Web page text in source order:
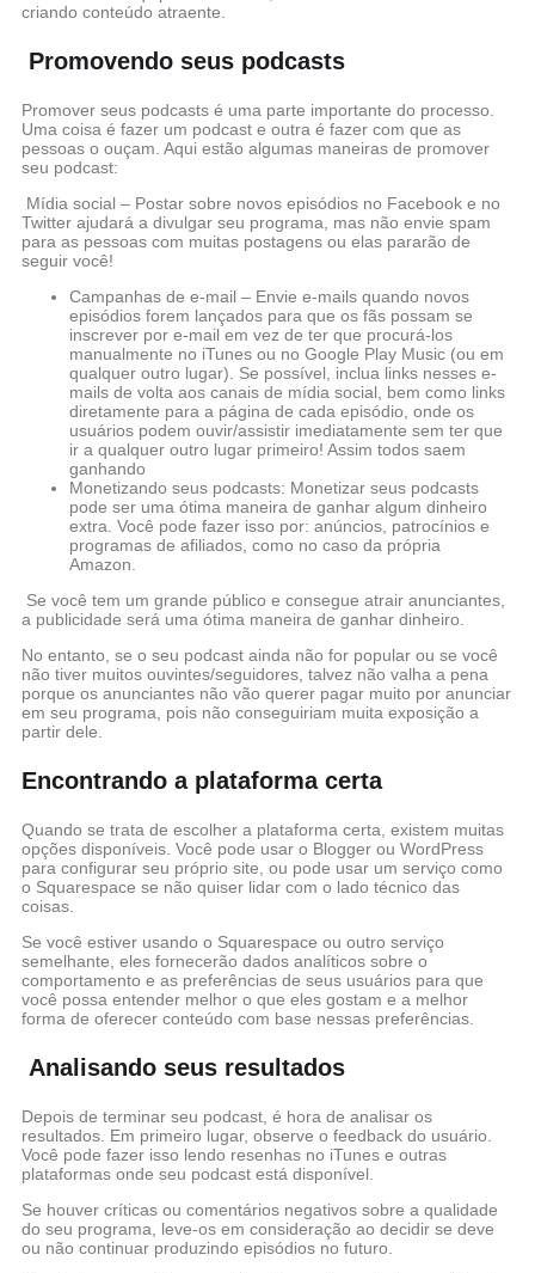
criando conteúdo atraente.
Promovendo seus podcasts
Promover seus podcasts é uma parte importante do processo.
Uma coisa é fazer um podcast e outra é fazer com que as
pessoas o ouçam. Aqui estão algumas maneiras de promover
seu podcast:
Mídia social – Postar sobre novos episódios no Facebook e no
Twitter ajudará a divulgar seu programa, mas não envie spam
para as pessoas com muitas postagens ou elas pararão de
seguir você!
Campanhas de e-mail – Envie e-mails quando novos
episódios forem lançados para que os fãs possam se
inscrever por e-mail em vez de ter que procurá-los
manualmente no iTunes ou no Google Play Music (ou em
qualquer outro lugar). Se possível, inclua links nesses e-
mails de volta aos canais de mídia social, bem como links
diretamente para a página de cada episódio, onde os
usuários podem ouvir/assistir imediatamente sem ter que
ir a qualquer outro lugar primeiro! Assim todos saem
ganhando
Monetizando seus podcasts: Monetizar seus podcasts
pode ser uma ótima maneira de ganhar algum dinheiro
extra. Você pode fazer isso por: anúncios, patrocínios e
programas de afiliados, como no caso da própria
Amazon.
Se você tem um grande público e consegue atrair anunciantes,
a publicidade será uma ótima maneira de ganhar dinheiro.
No entanto, se o seu podcast ainda não for popular ou se você
não tiver muitos ouvintes/seguidores, talvez não valha a pena
porque os anunciantes não vão querer pagar muito por anunciar
em seu programa, pois não conseguiriam muita exposição a
partir dele.
Encontrando a plataforma certa
Quando se trata de escolher a plataforma certa, existem muitas
opções disponíveis. Você pode usar o Blogger ou WordPress
para configurar seu próprio site, ou pode usar um serviço como
o Squarespace se não quiser lidar com o lado técnico das
coisas.
Se você estiver usando o Squarespace ou outro serviço
semelhante, eles fornecerão dados analíticos sobre o
comportamento e as preferências de seus usuários para que
você possa entender melhor o que eles gostam e a melhor
forma de oferecer conteúdo com base nessas preferências.
Analisando seus resultados
Depois de terminar seu podcast, é hora de analisar os
resultados. Em primeiro lugar, observe o feedback do usuário.
Você pode fazer isso lendo resenhas no iTunes e outras
plataformas onde seu podcast está disponível.
Se houver críticas ou comentários negativos sobre a qualidade
do seu programa, leve-os em consideração ao decidir se deve
ou não continuar produzindo episódios no futuro.